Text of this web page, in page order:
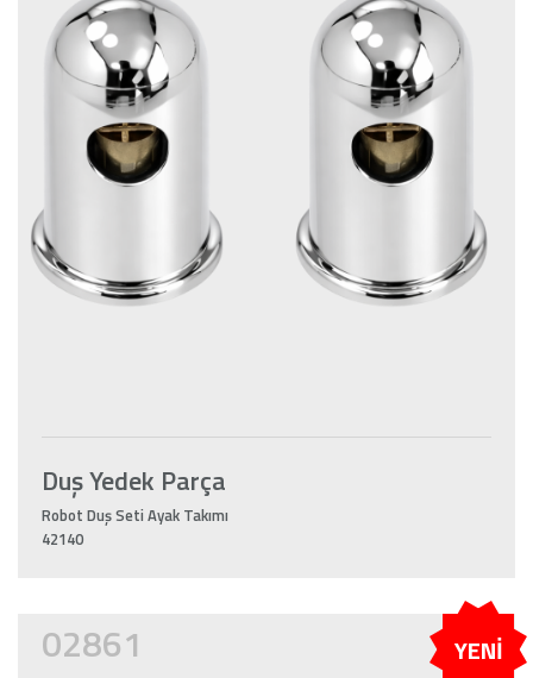
Duş Yedek Parça
Robot Duş Seti Ayak Takımı
42140
02861 YENİ